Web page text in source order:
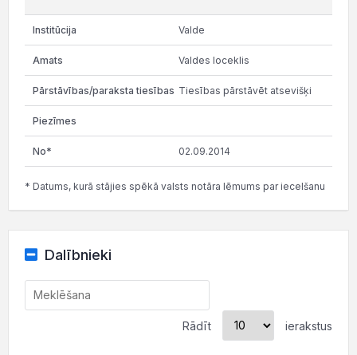
Valde
Valdes loceklis
Tiesības pārstāvēt atsevišķi
02.09.2014
* Datums, kurā stājies spēkā valsts notāra lēmums par iecelšanu
Dalībnieki
Rādīt ierakstus